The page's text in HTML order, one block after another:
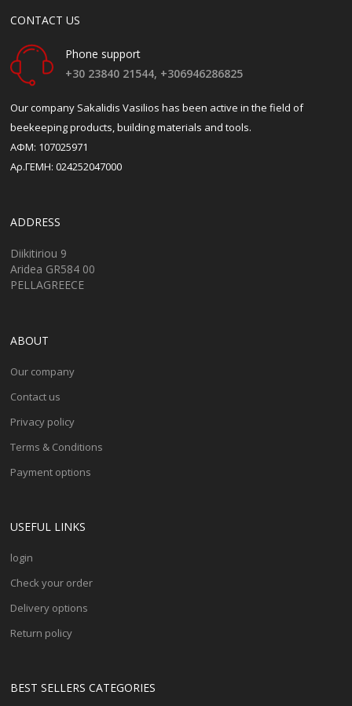
CONTACT US
Phone support
+30 23840 21544, +306946286825
Our company Sakalidis Vasilios has been active in the field of
beekeeping products, building materials and tools.
ΑΦΜ: 107025971
Αρ.ΓΕΜΗ: 024252047000
ADDRESS
Diikitiriou 9
Aridea GR584 00
PELLAGREECE
ABOUT
Our company
Contact us
Privacy policy
Terms & Conditions
Payment options
USEFUL LINKS
login
Check your order
Delivery options
Return policy
BEST SELLERS CATEGORIES